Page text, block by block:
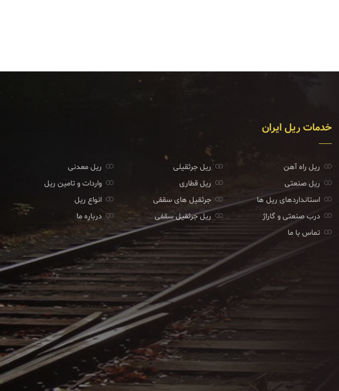
خدمات ریل ایران
ریل راه آهن ریل جرثقیلی
ریل معدنی
ریل صنعتی
ریل قطاری
واردات و تامین ریل
استانداردهای ریل ها
جرثقیل های سقفی
انواع ریل
درب صنعتی و گاراژ
ریل جرثقیل سقفی
درباره ما
تماس با ما